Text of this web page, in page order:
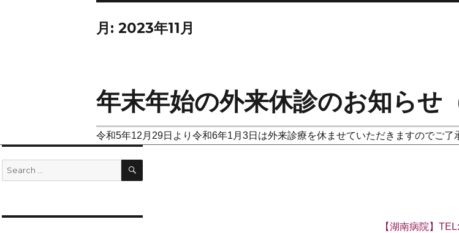
月: 2023年11月
年末年始の外来休診のお知らせ
令和5年12月29日より令和6年1月3日は外来診療を休ませていただきますのでご了
【湖南病院】